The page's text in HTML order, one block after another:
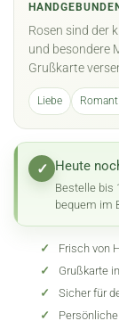
Rosen sind der
und besondere
Grußkarte
Liebe
✓ Heute
Bestelle bis
bequem im
✓
Frisch von
✓
Grußkarte
✓
Sicher für
✓